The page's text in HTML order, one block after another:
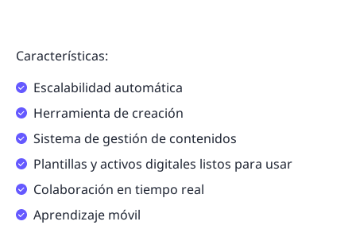
Características:
Escalabilidad automática
Herramienta de creación
Sistema de gestión de contenidos
Plantillas y activos digitales listos para usar
Colaboración en tiempo real
Aprendizaje móvil